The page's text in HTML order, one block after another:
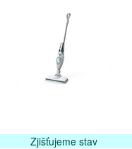
Zjišťujeme stav